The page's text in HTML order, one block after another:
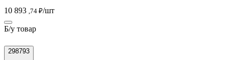
10 893 ,74 ₽/шт
Б/у товар
298793